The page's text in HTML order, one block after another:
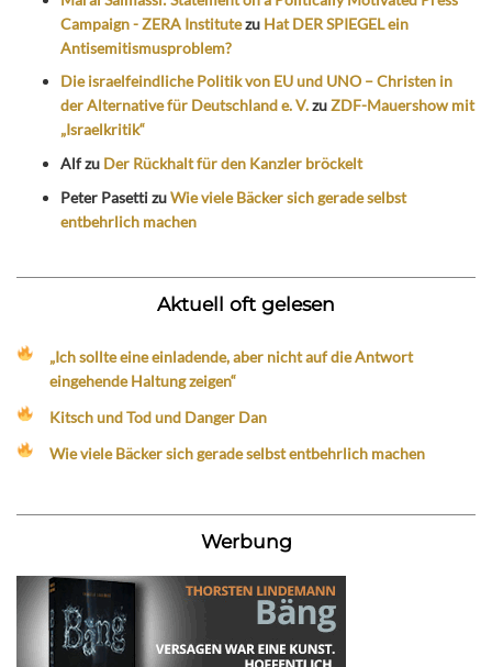
Campaign - ZERA Institutezu Hat DER SPIEGEL ein
Antisemitismusproblem?
Die israelfeindliche Politik von EU und UNO – Christen in
der Alternative für Deutschland e. V.zuZDF-Mauershow mit
„Israelkritik“
Alfzu Der Rückhalt für den Kanzler bröckelt
Peter PasettizuWie viele Bäcker sich gerade selbst
entbehrlich machen
Aktuell oft gelesen
„Ich sollte eine einladende, aber nicht auf die Antwort
eingehende Haltung zeigen“
Kitsch und Tod und Danger Dan
Wie viele Bäcker sich gerade selbst entbehrlich machen
Werbung